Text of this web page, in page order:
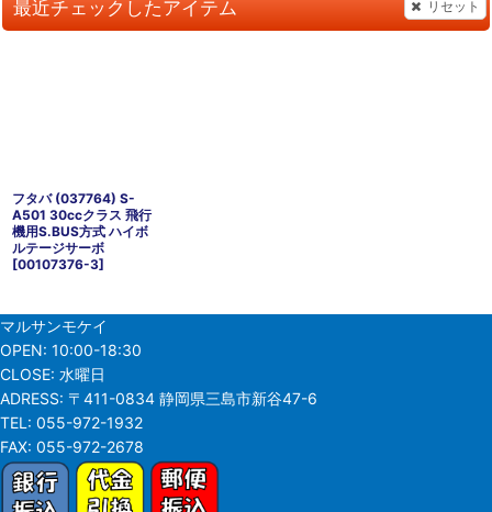
最近チェックしたアイテム リセット
フタバ (037764) S-
A501 30ccクラス 飛行
機用S.BUS方式 ハイボ
ルテージサーボ
[00107376-3]
マルサンモケイ
OPEN: 10:00-18:30
CLOSE: 水曜日
ADRESS: 〒411-0834 静岡県三島市新谷47-6
TEL: 055-972-1932
FAX: 055-972-2678